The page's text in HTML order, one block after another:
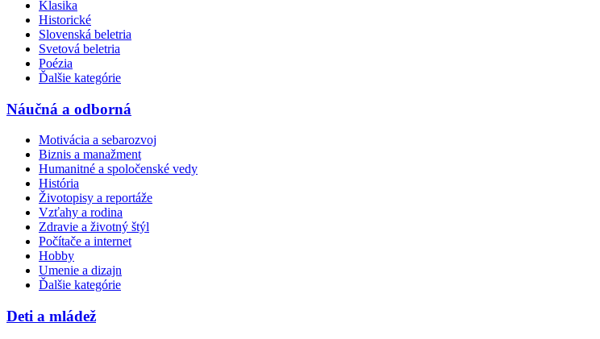
Klasika
Historické
Slovenská beletria
Svetová beletria
Poézia
Ďalšie kategórie
Náučná a odborná
Motivácia a sebarozvoj
Biznis a manažment
Humanitné a spoločenské vedy
História
Životopisy a reportáže
Vzťahy a rodina
Zdravie a životný štýl
Počítače a internet
Hobby
Umenie a dizajn
Ďalšie kategórie
Deti a mládež